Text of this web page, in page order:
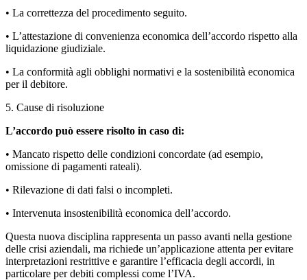
• La correttezza del procedimento seguito.
• L’attestazione di convenienza economica dell’accordo rispetto alla
liquidazione giudiziale.
• La conformità agli obblighi normativi e la sostenibilità economica
per il debitore.
5. Cause di risoluzione
L’accordo può essere risolto in caso di:
• Mancato rispetto delle condizioni concordate (ad esempio,
omissione di pagamenti rateali).
• Rilevazione di dati falsi o incompleti.
• Intervenuta insostenibilità economica dell’accordo.
Questa nuova disciplina rappresenta un passo avanti nella gestione
delle crisi aziendali, ma richiede un’applicazione attenta per evitare
interpretazioni restrittive e garantire l’efficacia degli accordi, in
particolare per debiti complessi come l’IVA.